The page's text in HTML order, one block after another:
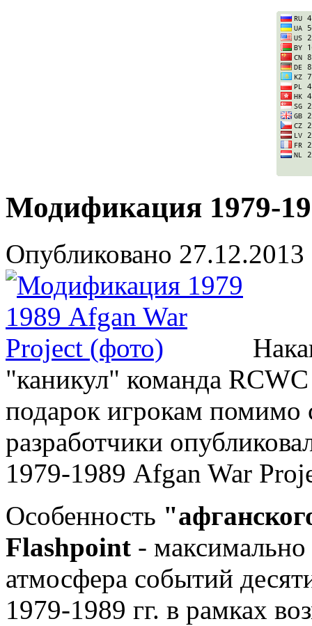
Модификация 1979-
Опубликовано 27.12.2013
"каникул" команда
подарок игрокам помимо
разработчики
1979-1989 Afgan War
Особенность
Flashpoint -
атмосфера событий
1979-1989 гг. в рамках